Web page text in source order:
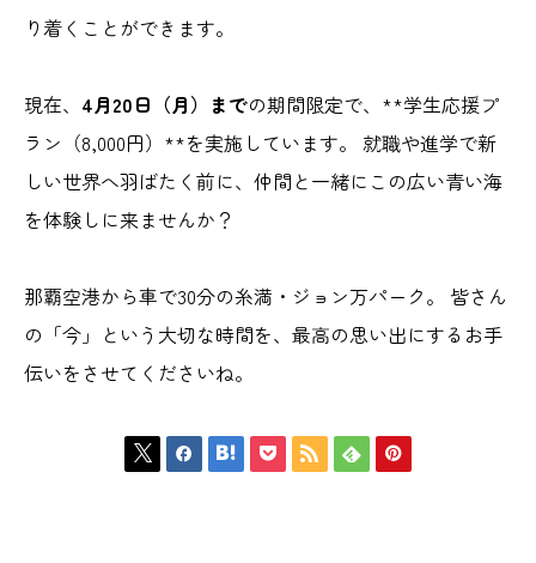
り着くことができます。
現在、 4月20日（月）までの期間限定で、**学生応援プ
ラン（8,000円）**を実施しています。 就職や進学で新
しい世界へ羽ばたく前に、仲間と一緒にこの広い青い海
を体験しに来ませんか？
那覇空港から車で30分の糸満・ジョン万パーク。 皆さん
の「今」という大切な時間を、最高の思い出にするお手
伝いをさせてくださいね。
      